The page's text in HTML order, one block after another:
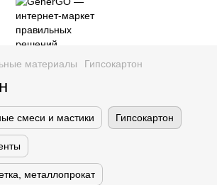
материалы Гипсокартон
смеси и мастики Гипсокартон
металлопрокат